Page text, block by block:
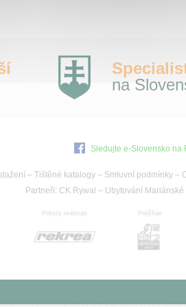
na
Sledujte e-Slovensko na
– Tištěné katalogy– Smluvní podmínky–
Partneři: CK Rywal – Ubytování Mariánské
Pobyty realizuje Pojišťuje